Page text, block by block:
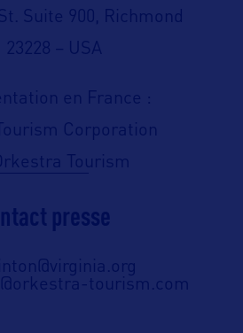
Suite 900, Richmond
23228 – USA
en France :
Corporation
Tourism
presse
tourism.com